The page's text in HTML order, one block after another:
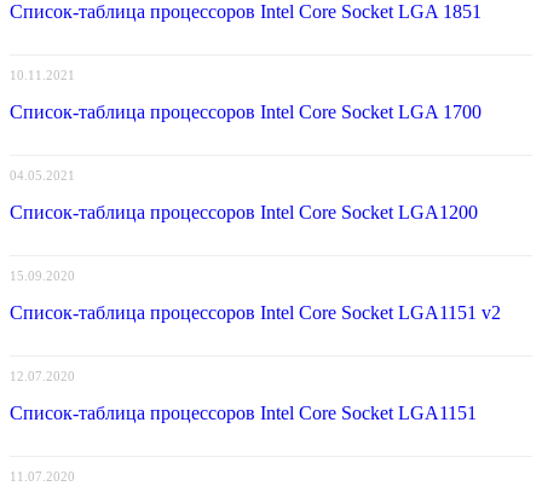
Список-таблица процессоров Intel Core Socket LGA 1851
10.11.2021
Список-таблица процессоров Intel Core Socket LGA 1700
04.05.2021
Список-таблица процессоров Intel Core Socket LGA1200
15.09.2020
Список-таблица процессоров Intel Core Socket LGA1151 v2
12.07.2020
Список-таблица процессоров Intel Core Socket LGA1151
11.07.2020